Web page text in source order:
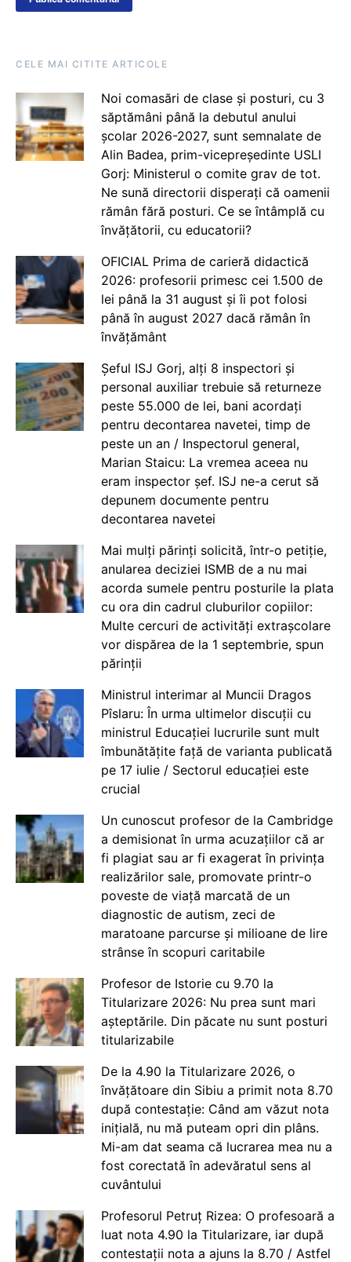
CELE MAI CITITE ARTICOLE
Noi comasări de clase și posturi, cu 3
săptămâni până la debutul anului
școlar 2026-2027, sunt semnalate de
Alin Badea, prim-vicepreședinte USLI
Gorj: Ministerul o comite grav de tot.
Ne sună directorii disperați că oamenii
rămân fără posturi. Ce se întâmplă cu
învățătorii, cu educatorii?
OFICIAL Prima de carieră didactică
2026: profesorii primesc cei 1.500 de
lei până la 31 august și îi pot folosi
până în august 2027 dacă rămân în
învățământ
Șeful ISJ Gorj, alți 8 inspectori și
personal auxiliar trebuie să returneze
peste 55.000 de lei, bani acordați
pentru decontarea navetei, timp de
peste un an / Inspectorul general,
Marian Staicu: La vremea aceea nu
eram inspector șef. ISJ ne-a cerut să
depunem documente pentru
decontarea navetei
Mai mulți părinți solicită, într-o petiție,
anularea deciziei ISMB de a nu mai
acorda sumele pentru posturile la plata
cu ora din cadrul cluburilor copiilor:
Multe cercuri de activități extrașcolare
vor dispărea de la 1 septembrie, spun
părinții
Ministrul interimar al Muncii Dragos
Pîslaru: În urma ultimelor discuții cu
ministrul Educației lucrurile sunt mult
îmbunătățite față de varianta publicată
pe 17 iulie / Sectorul educației este
crucial
Un cunoscut profesor de la Cambridge
a demisionat în urma acuzațiilor că ar
fi plagiat sau ar fi exagerat în privința
realizărilor sale, promovate printr-o
poveste de viață marcată de un
diagnostic de autism, zeci de
maratoane parcurse și milioane de lire
strânse în scopuri caritabile
Profesor de Istorie cu 9.70 la
Titularizare 2026: Nu prea sunt mari
așteptările. Din păcate nu sunt posturi
titularizabile
De la 4.90 la Titularizare 2026, o
învățătoare din Sibiu a primit nota 8.70
după contestație: Când am văzut nota
inițială, nu mă puteam opri din plâns.
Mi-am dat seama că lucrarea mea nu a
fost corectată în adevăratul sens al
cuvântului
Profesorul Petruț Rizea: O profesoară a
luat nota 4.90 la Titularizare, iar după
contestații nota a ajuns la 8.70 / Astfel